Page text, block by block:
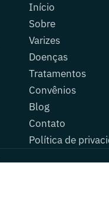
Início
Sobre
Varizes
Doenças
Tratamentos
Convênios
Blog
Contato
Política de